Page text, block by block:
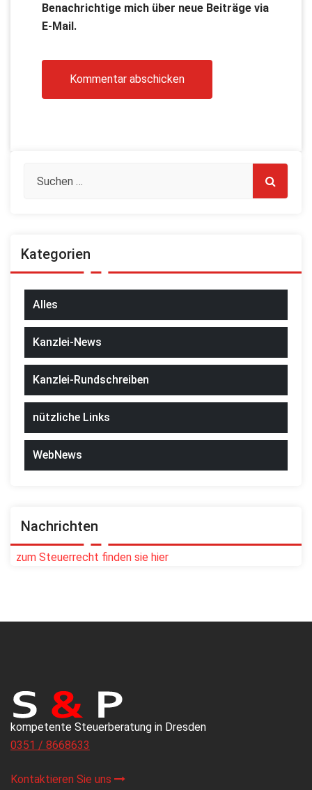
Benachrichtige mich über neue Beiträge via
E-Mail.
Kategorien
Alles
Kanzlei-News
Kanzlei-Rundschreiben
nützliche Links
WebNews
Nachrichten
zum Steuerrecht finden sie hier
kompetente Steuerberatung in Dresden
0351 / 8668633
Kontaktieren Sie uns